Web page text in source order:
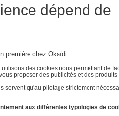
dépend de
première chez Okaïdi.
utilisons des cookies nous permettant de
proposer des publicités et des
servent qu'au pilotage strictement
aux différentes typologies de